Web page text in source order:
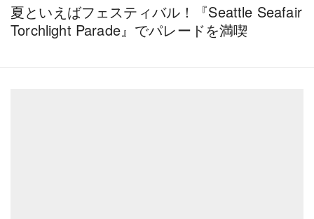
夏といえばフェスティバル！『Seattle Seafair
Torchlight Parade』でパレードを満喫